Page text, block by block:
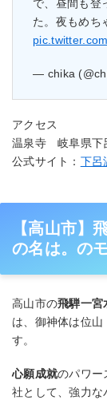
で、昼間も登
た。夜もめち
— chika
アクセス
温泉寺 岐阜県下
公式サイト： 下呂
【高山市】
の名は。の
高山市の飛騨一宮
は、御神体は位
す。
心願成就のパワー
社として、強力な